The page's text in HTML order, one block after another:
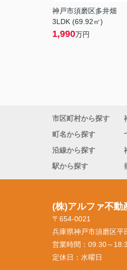
神戸市須磨区多井畑
3LDK (69.92㎡)
1,990万円
市区町村から探す
町名から探す
沿線から探す
駅から探す
(株)アルファ不動
〒654-0021
兵庫県神戸市須磨区平
営業時間： 09:30～
定休日： 水曜日